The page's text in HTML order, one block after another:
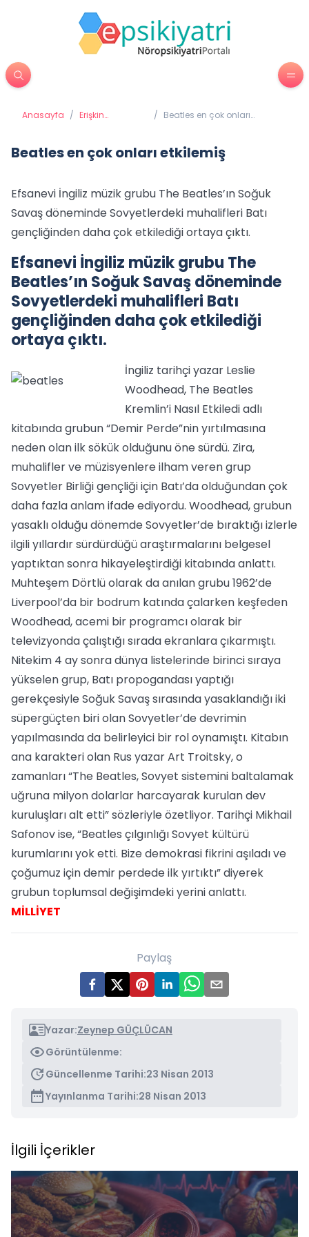
Anasayfa / Erişkin
/ Beatles en çok onları
Beatles en çok onları etkilemiş
Efsanevi İngiliz müzik grubu The Beatles’ın Soğuk
Savaş döneminde Sovyetlerdeki muhalifleri Batı
gençliğinden daha çok etkilediği ortaya çıktı.
Efsanevi İngiliz müzik grubu The
Beatles’ın Soğuk Savaş döneminde
Sovyetlerdeki muhalifleri Batı
gençliğinden daha çok etkilediği
ortaya çıktı.
İngiliz tarihçi yazar Leslie
Woodhead, The Beatles
Kremlin’i Nasıl Etkiledi adlı
kitabında grubun “Demir Perde”nin yırtılmasına
neden olan ilk sökük olduğunu öne sürdü. Zira,
muhalifler ve müzisyenlere ilham veren grup
Sovyetler Birliği gençliği için Batı’da olduğundan çok
daha fazla anlam ifade ediyordu. Woodhead, grubun
yasaklı olduğu dönemde Sovyetler’de bıraktığı izlerle
ilgili yıllardır sürdürdüğü araştırmalarını belgesel
yaptıktan sonra hikayeleştirdiği kitabında anlattı.
Muhteşem Dörtlü olarak da anılan grubu 1962’de
Liverpool’da bir bodrum katında çalarken keşfeden
Woodhead, acemi bir programcı olarak bir
televizyonda çalıştığı sırada ekranlara çıkarmıştı.
Nitekim 4 ay sonra dünya listelerinde birinci sıraya
yükselen grup, Batı propogandası yaptığı
gerekçesiyle Soğuk Savaş sırasında yasaklandığı iki
süpergüçten biri olan Sovyetler’de devrimin
yapılmasında da belirleyici bir rol oynamıştı. Kitabın
ana karakteri olan Rus yazar Art Troitsky, o
zamanları “The Beatles, Sovyet sistemini baltalamak
uğruna milyon dolarlar harcayarak kurulan dev
kuruluşları alt etti” sözleriyle özetliyor. Tarihçi Mikhail
Safonov ise, “Beatles çılgınlığı Sovyet kültürü
kurumlarını yok etti. Bize demokrasi fikrini aşıladı ve
çoğumuz için demir perdede ilk yırtıktı” diyerek
grubun toplumsal değişimdeki yerini anlattı.
MİLLİYET
Paylaş
Yazar:Zeynep GÜÇLÜCAN
Görüntülenme:
Güncellenme Tarihi:23 Nisan 2013
Yayınlanma Tarihi:28 Nisan 2013
İlgili İçerikler